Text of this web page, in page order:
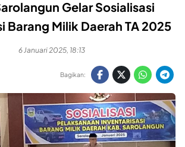
Gelar Sosialisasi
Barang Milik Daerah TA 2025
6 Januari 2025, 18:13
Bagikan: